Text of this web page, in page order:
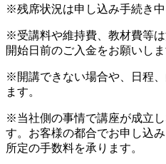
※残席状況は申し込み手続き中
※受講料や維持費、教材費等
開始日前のご入金をお願いしま
※開講できない場合や、日程
ます。
※当社側の事情で講座が成立
す。お客様の都合でお申し込
所定の手数料を承ります。